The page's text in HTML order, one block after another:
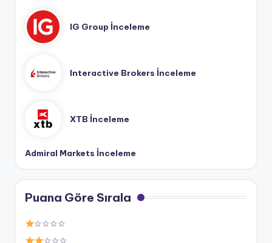
IG Group İnceleme
Interactive Brokers İnceleme
XTB İnceleme
Admiral Markets İnceleme
Puana Göre Sırala
☆☆☆☆
☆☆☆